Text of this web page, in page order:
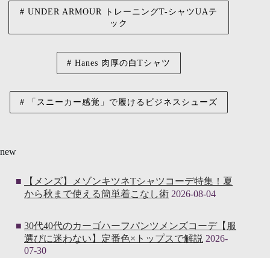
UNDER ARMOUR トレーニングT-シャツUAテ
ック
Hanes 肉厚の白Tシャツ
「スニーカー感覚」で履けるビジネスシューズ
new
【メンズ】メゾンキツネTシャツコーデ特集！夏
から秋まで使える簡単着こなし術 2026-08-04
30代40代のカーゴハーフパンツメンズコーデ【服
選びに迷わない】定番色×トップスで解説 2026-
07-30